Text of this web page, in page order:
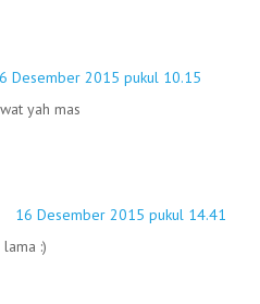
Desember 2015 pukul 10.15
yah mas
16 Desember 2015 pukul 14.41
:)